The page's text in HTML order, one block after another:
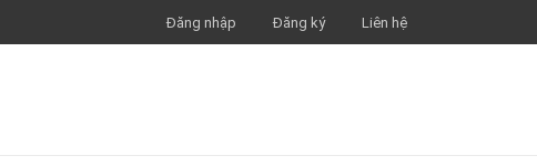
Đăng nhập Đăng ký Liên hệ